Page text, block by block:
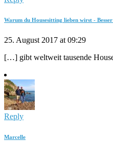
Warum du Housesitting lieben wirst -
25. August 2017 at 09:29
[…] gibt weltweit tausende
Reply
Marcelle